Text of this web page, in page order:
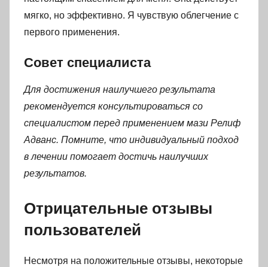
мягко, но эффективно. Я чувствую облегчение с
первого применения.
Совет специалиста
Для достижения наилучшего результата
рекомендуется консультироваться со
специалистом перед применением мази Релиф
Адванс. Помните, что индивидуальный подход
в лечении помогает достичь наилучших
результатов.
Отрицательные отзывы
пользователей
Несмотря на положительные отзывы, некоторые